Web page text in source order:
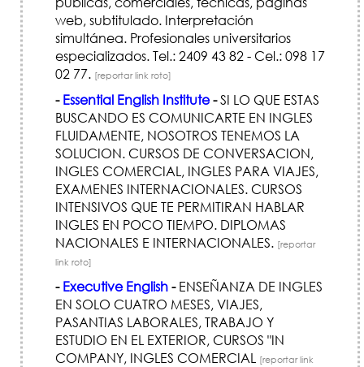
web, subtitulado. Interpretación
simultánea. Profesionales universitarios
especializados. Tel.: 2409 43 82 - Cel.: 098 17
02 77. [reportar link roto]
- Essential English Institute-SI LO QUE ESTAS
BUSCANDO ES COMUNICARTE EN INGLES
FLUIDAMENTE, NOSOTROS TENEMOS LA
SOLUCION. CURSOS DE CONVERSACION,
INGLES COMERCIAL, INGLES PARA VIAJES,
EXAMENES INTERNACIONALES. CURSOS
INTENSIVOS QUE TE PERMITIRAN HABLAR
INGLES EN POCO TIEMPO. DIPLOMAS
NACIONALES E INTERNACIONALES. [reportar
link roto]
- Executive English-ENSEÑANZA DE INGLES
EN SOLO CUATRO MESES, VIAJES,
PASANTIAS LABORALES, TRABAJO Y
ESTUDIO EN EL EXTERIOR, CURSOS "IN
COMPANY, INGLES COMERCIAL [reportar link